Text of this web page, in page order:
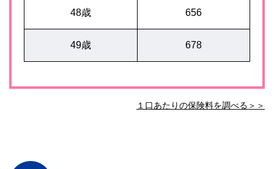
48歳 656
49歳 678
１口あたりの保険料を調べる＞＞